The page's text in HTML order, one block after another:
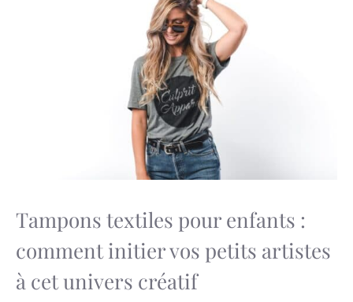
Tampons textiles pour enfants :
comment initier vos petits artistes
à cet univers créatif